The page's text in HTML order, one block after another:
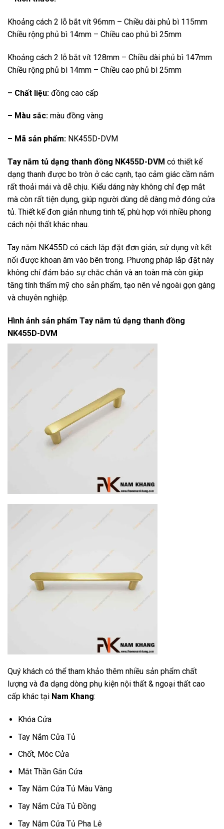
Khoảng cách 2 lỗ bắt vít 96mm – Chiều dài phủ bì 115mm
Chiều rộng phủ bì 14mm – Chiều cao phủ bì 25mm
Khoảng cách 2 lỗ bắt vít 128mm – Chiều dài phủ bì 147mm
Chiều rộng phủ bì 14mm – Chiều cao phủ bì 25mm
– Chất liệu: đồng cao cấp
– Màu sắc: màu đồng vàng
– Mã sản phẩm: NK455D-DVM
Tay nắm tủ dạng thanh đồng NK455D-DVM có thiết kế
dạng thanh được bo tròn ở các cạnh, tạo cảm giác cầm nắm
rất thoải mái và dễ chịu. Kiểu dáng này không chỉ đẹp mắt
mà còn rất tiện dụng, giúp người dùng dễ dàng mở đóng cửa
tủ. Thiết kế đơn giản nhưng tinh tế, phù hợp với nhiều phong
cách nội thất khác nhau.
Tay nắm NK455D có cách lắp đặt đơn giản, sử dụng vít kết
nối được khoan âm vào bên trong. Phương pháp lắp đặt này
không chỉ đảm bảo sự chắc chắn và an toàn mà còn giúp
tăng tính thẩm mỹ cho sản phẩm, tạo nên vẻ ngoài gọn gàng
và chuyên nghiệp.
Hình ảnh sản phẩm Tay nắm tủ dạng thanh đồng
NK455D-DVM
Quý khách có thể tham khảo thêm nhiều sản phẩm chất
lượng và đa dạng dòng phụ kiện nội thất & ngoại thất cao
cấp khác tại Nam Khang:
Khóa Cửa
Tay Nắm Cửa Tủ
Chốt, Móc Cửa
Mắt Thần Gắn Cửa
Tay Nắm Cửa Tủ Màu Vàng
Tay Nắm Cửa Tủ Đồng
Tay Nắm Cửa Tủ Pha Lê